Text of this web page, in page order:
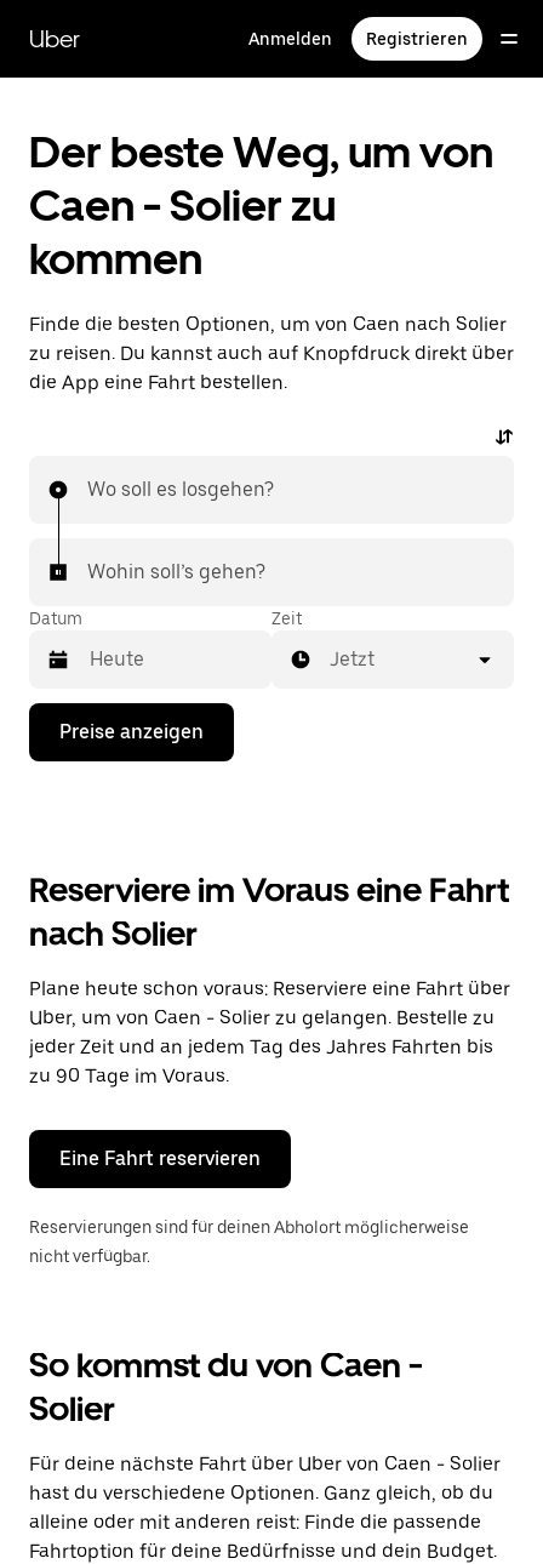
zum
Hauptinhalt
Uber Anmelden Registrieren
Der beste Weg, um von
Caen - Solier zu
kommen
Finde die besten Optionen, um von Caen nach Solier
zu reisen. Du kannst auch auf Knopfdruck direkt über
die App eine Fahrt bestellen.
Wo soll es losgehen?
Wohin soll’s gehen?
Datum
Drücke
Nach-
Kalender
interagieren
ein
Datum
auszuwählen.
Drücke
die
Escape-
um
den
Kalender
schließen.
Zeit
Jetzt
Preise anzeigen
Reserviere im Voraus eine Fahrt
nach Solier
Plane heute schon voraus: Reserviere eine Fahrt über
Uber, um von Caen - Solier zu gelangen. Bestelle zu
jeder Zeit und an jedem Tag des Jahres Fahrten bis
zu 90 Tage im Voraus.
Eine Fahrt reservieren
Reservierungen sind für deinen Abholort möglicherweise
nicht verfügbar.
So kommst du von Caen -
Solier
Für deine nächste Fahrt über Uber von Caen - Solier
hast du verschiedene Optionen. Ganz gleich, ob du
alleine oder mit anderen reist: Finde die passende
Fahrtoption für deine Bedürfnisse und dein Budget.